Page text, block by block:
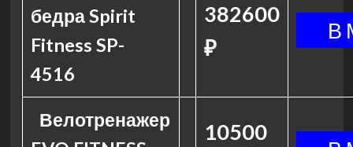
бедра Spirit
Fitness SP-
4516
382600
₽
Велотренажер
10500